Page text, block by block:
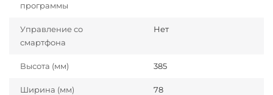
программы
Управление со
смартфона
Нет
Высота (мм) 385
Ширина (мм) 78